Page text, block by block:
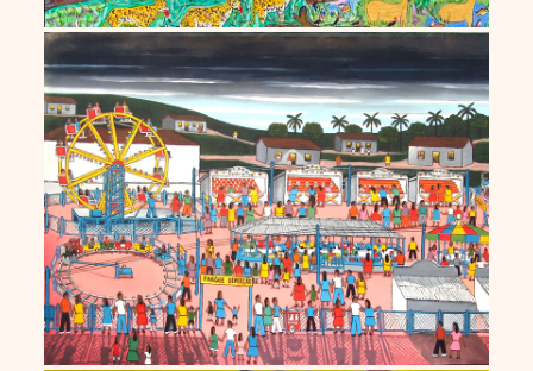
Agostinho Batista de Freitas